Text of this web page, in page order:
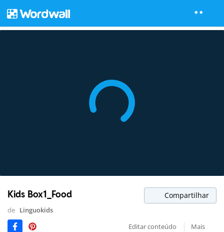
Kids Box1_Food Compartilhar
de Linguokids
Editar conteúdo
Mais